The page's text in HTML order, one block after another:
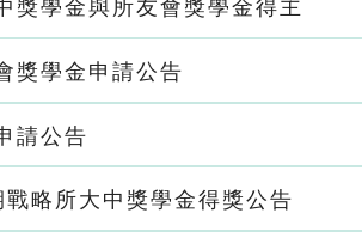
獎學金與所友會獎學金得主
獎學金申請公告
請公告
略所大中獎學金得獎公告